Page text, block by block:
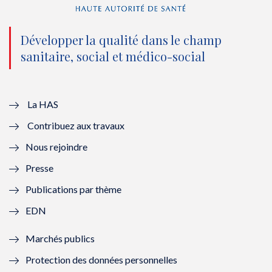
n
o
u
l
l
f
n
ê
(
n
o
e
e
n
n
o
u
ê
(
n
o
Développer la qualité dans le champ
sanitaire, social et médico-social
La HAS
Contribuez aux travaux
Nous rejoindre
Presse
Publications par thème
EDN
Marchés publics
Protection des données personnelles